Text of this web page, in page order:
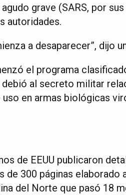
grave (SARS, por
autoridades.
a desaparecer”, dijo
el programa
al secreto militar
en armas biológicas
de EEUU publicaron
de 300 páginas elaborado
del Norte que pasó 18